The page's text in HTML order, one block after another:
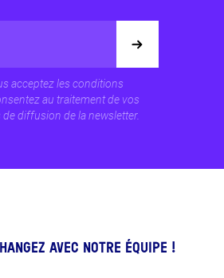
acceptez les conditions
au traitement de vos
diffusion de la newsletter.
AVEC NOTRE ÉQUIPE !